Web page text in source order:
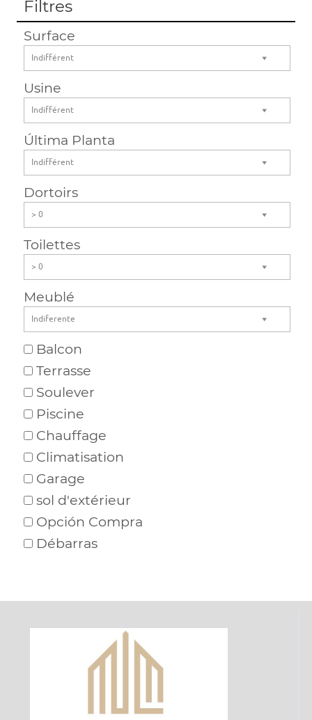
Filtres
Surface
Indifférent
Usine
Indifférent
Última Planta
Indifférent
Dortoirs
> 0
Toilettes
> 0
Meublé
Indiferente
Balcon
Terrasse
Soulever
Piscine
Chauffage
Climatisation
Garage
sol d'extérieur
Opción Compra
Débarras